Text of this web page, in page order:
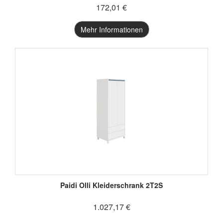
172,01 €
Mehr Informationen
Paidi Olli Kleiderschrank 2T2S
1.027,17 €